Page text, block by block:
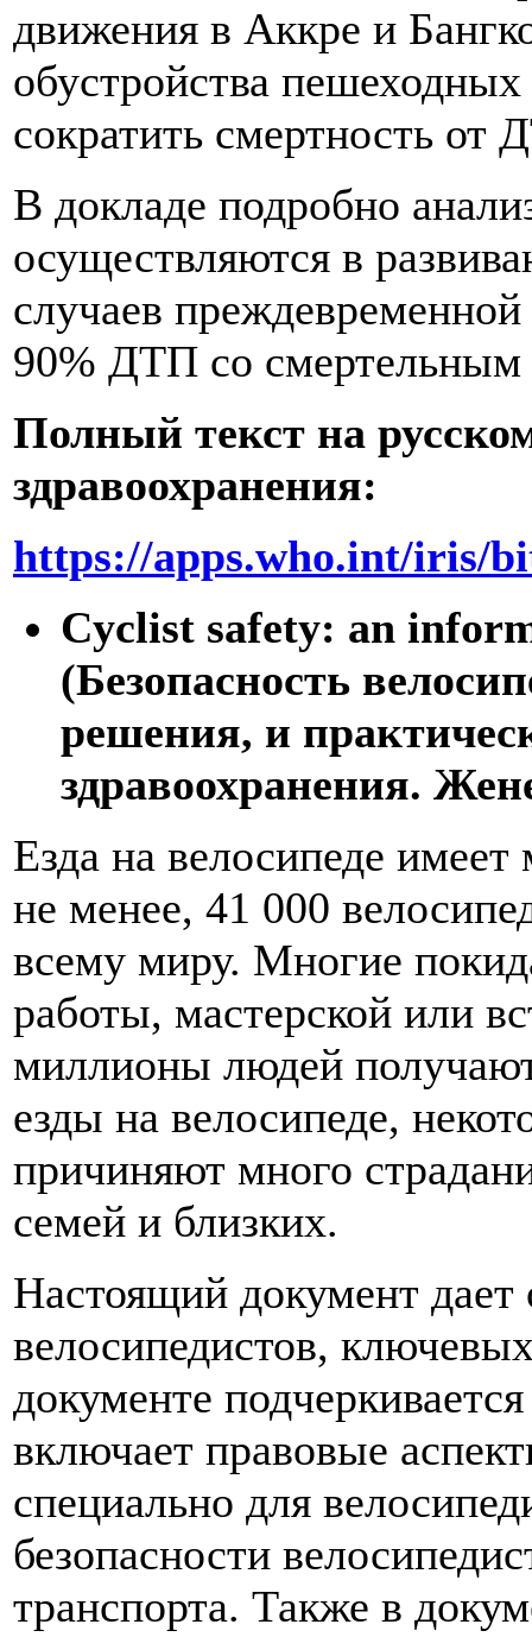
движения в Аккре и
обустройства
сократить смертность
В докладе подробно
осуществляются в
случаев
90% ДТП со смертельным
Полный текст на
здравоохранения:
https://apps.who.int/iris/
Cyclist safety: an
(Безопасность
решения, и
здравоохранения.
Езда на велосипеде
не менее, 41 000
всему миру. Многие
работы, мастерской или
миллионы людей
езды на велосипеде,
причиняют много
семей и близких.
Настоящий документ
велосипедистов,
документе
включает правовые
специально для
безопасности
транспорта. Также в